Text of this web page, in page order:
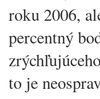
roku 2006,
percentný
to je